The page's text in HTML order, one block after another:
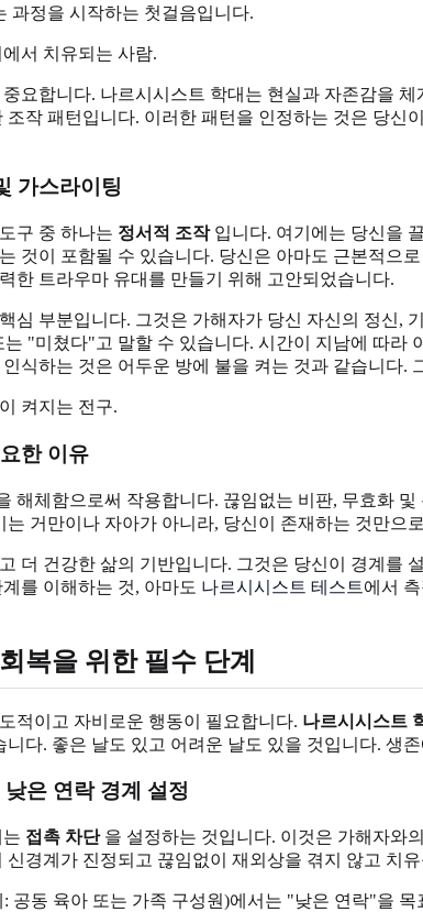
과정을 시작하는 첫걸음입니다.
요합니다. 나르시시스트 학대는 현실과 자존감을
조작 패턴입니다. 이러한 패턴을 인정하는 것은 당
가스라이팅
구 중 하나는 정서적 조작입니다. 여기에는 당신을
것이 포함될 수 있습니다. 당신은 아마도 근본적으
한 트라우마 유대를 만들기 위해 고안되었습니다.
심 부분입니다. 그것은 가해자가 당신 자신의 정신,
"미쳤다"고 말할 수 있습니다. 시간이 지남에 따
식하는 것은 어두운 방에 불을 켜는 것과 같습니다.
한 이유
해체함으로써 작용합니다. 끊임없는 비판, 무효화
는 거만이나 자아가 아니라, 당신이 존재하는 것만으
더 건강한 삶의 기반입니다. 그것은 당신이 경계를
를 이해하는 것, 아마도 나르시시스트 테스트에서
복을 위한 필수 단계
적이고 자비로운 행동이 필요합니다. 나르시시스트
니다. 좋은 날도 있고 어려운 날도 있을 것입니다. 생
은 연락 경계 설정
접촉 차단을 설정하는 것입니다. 이것은 가해자와
신경계가 진정되고 끊임없이 재외상을 겪지 않고 치
공동 육아 또는 가족 구성원)에서는 "낮은 연락"을